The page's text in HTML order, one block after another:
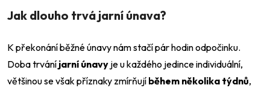
Jak dlouho trvá jarní únava?
K překonání běžné únavy nám stačí pár hodin odpočinku.
Doba trvání jarní únavy je u každého jedince individuální,
většinou se však příznaky zmírňují během několika týdnů,